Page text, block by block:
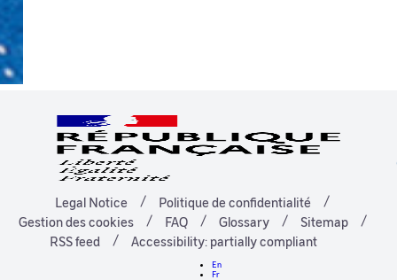
Legal Notice
Politique de confidentialité
Gestion des cookies
FAQ Glossary
Sitemap
RSS feed
Accessibility: partially compliant
En
Fr